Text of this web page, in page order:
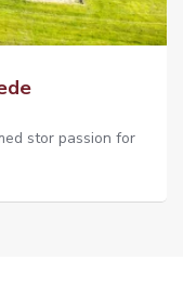
stor passion for